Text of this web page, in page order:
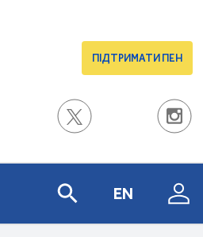
ПІДТРИМАТИ ПЕН
EN